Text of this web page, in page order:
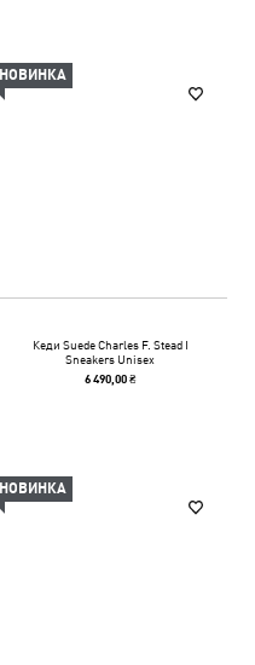
НОВИНКА
Кеди Suede Charles F. Stead I
Sneakers Unisex
6 490,00 ₴
НОВИНКА